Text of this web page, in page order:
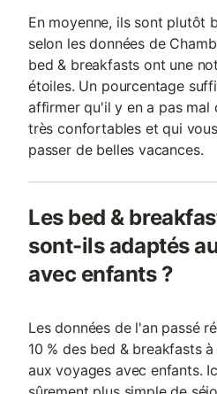
En moyenne, ils sont plutôt
selon les données de
bed & breakfasts ont une
étoiles. Un pourcentage
affirmer qu'il y en a pas
très confortables et qui
passer de belles vacances.
Les bed &
sont-ils adaptés
avec enfants ?
Les données de l'an passé
10 % des bed & breakfasts
aux voyages avec enfants.